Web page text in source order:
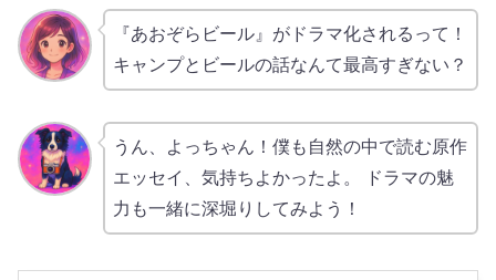
『あおぞらビール』がドラマ化されるって！
キャンプとビールの話なんて最高すぎない？
うん、よっちゃん！僕も自然の中で読む原作
エッセイ、気持ちよかったよ。 ドラマの魅
力も一緒に深堀りしてみよう！